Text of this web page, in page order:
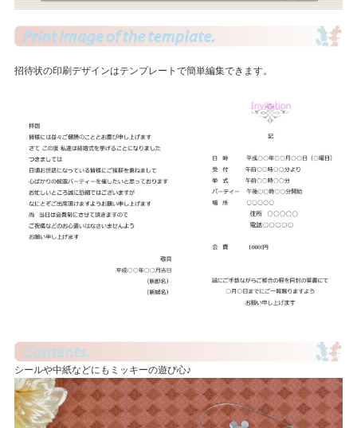
招待状の印刷デザインはテンプレートで簡単編集できます。
シールや中紙などにもミッキーの遊び心♪